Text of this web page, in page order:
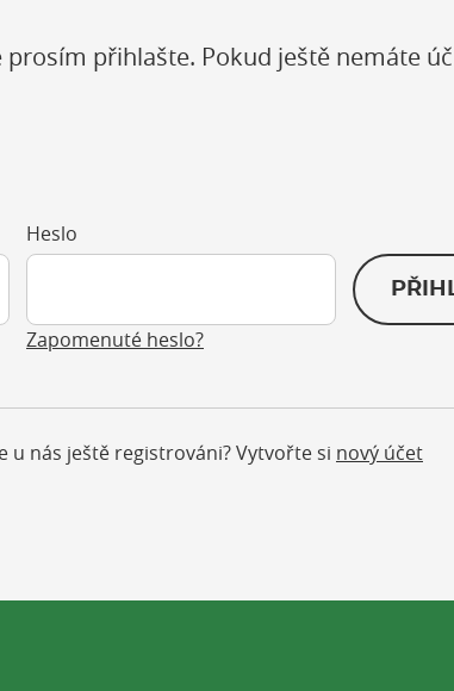
prosím přihlašte. Pokud ještě nemáte
Heslo
Zapomenuté heslo?
u nás ještě registrováni? Vytvořte si nový účet